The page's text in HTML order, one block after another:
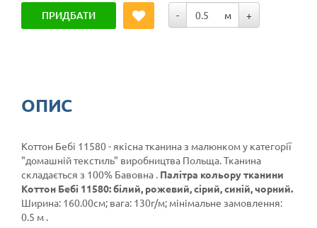
ПРИДБАТИ - м +
ОПИС
Коттон Бебі 11580 - якісна тканина з малюнком у категорії
"домашній текстиль" виробництва Польща. Тканина
складається з 100% Бавовна . Палітра кольору тканини
Коттон Бебі 11580: білий, рожевий, сірий, синій, чорний.
Ширина: 160.00см; вага: 130г/м; мінімальне замовлення:
0.5 м .